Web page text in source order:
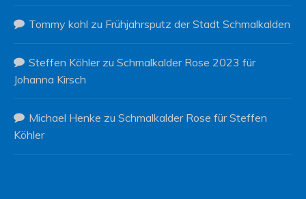
Tommy kohl zu Frühjahrsputz der Stadt Schmalkalden
Steffen Köhlerzu Schmalkalder Rose 2023 für
Johanna Kirsch
Michael Henke zu Schmalkalder Rose für Steffen
Köhler